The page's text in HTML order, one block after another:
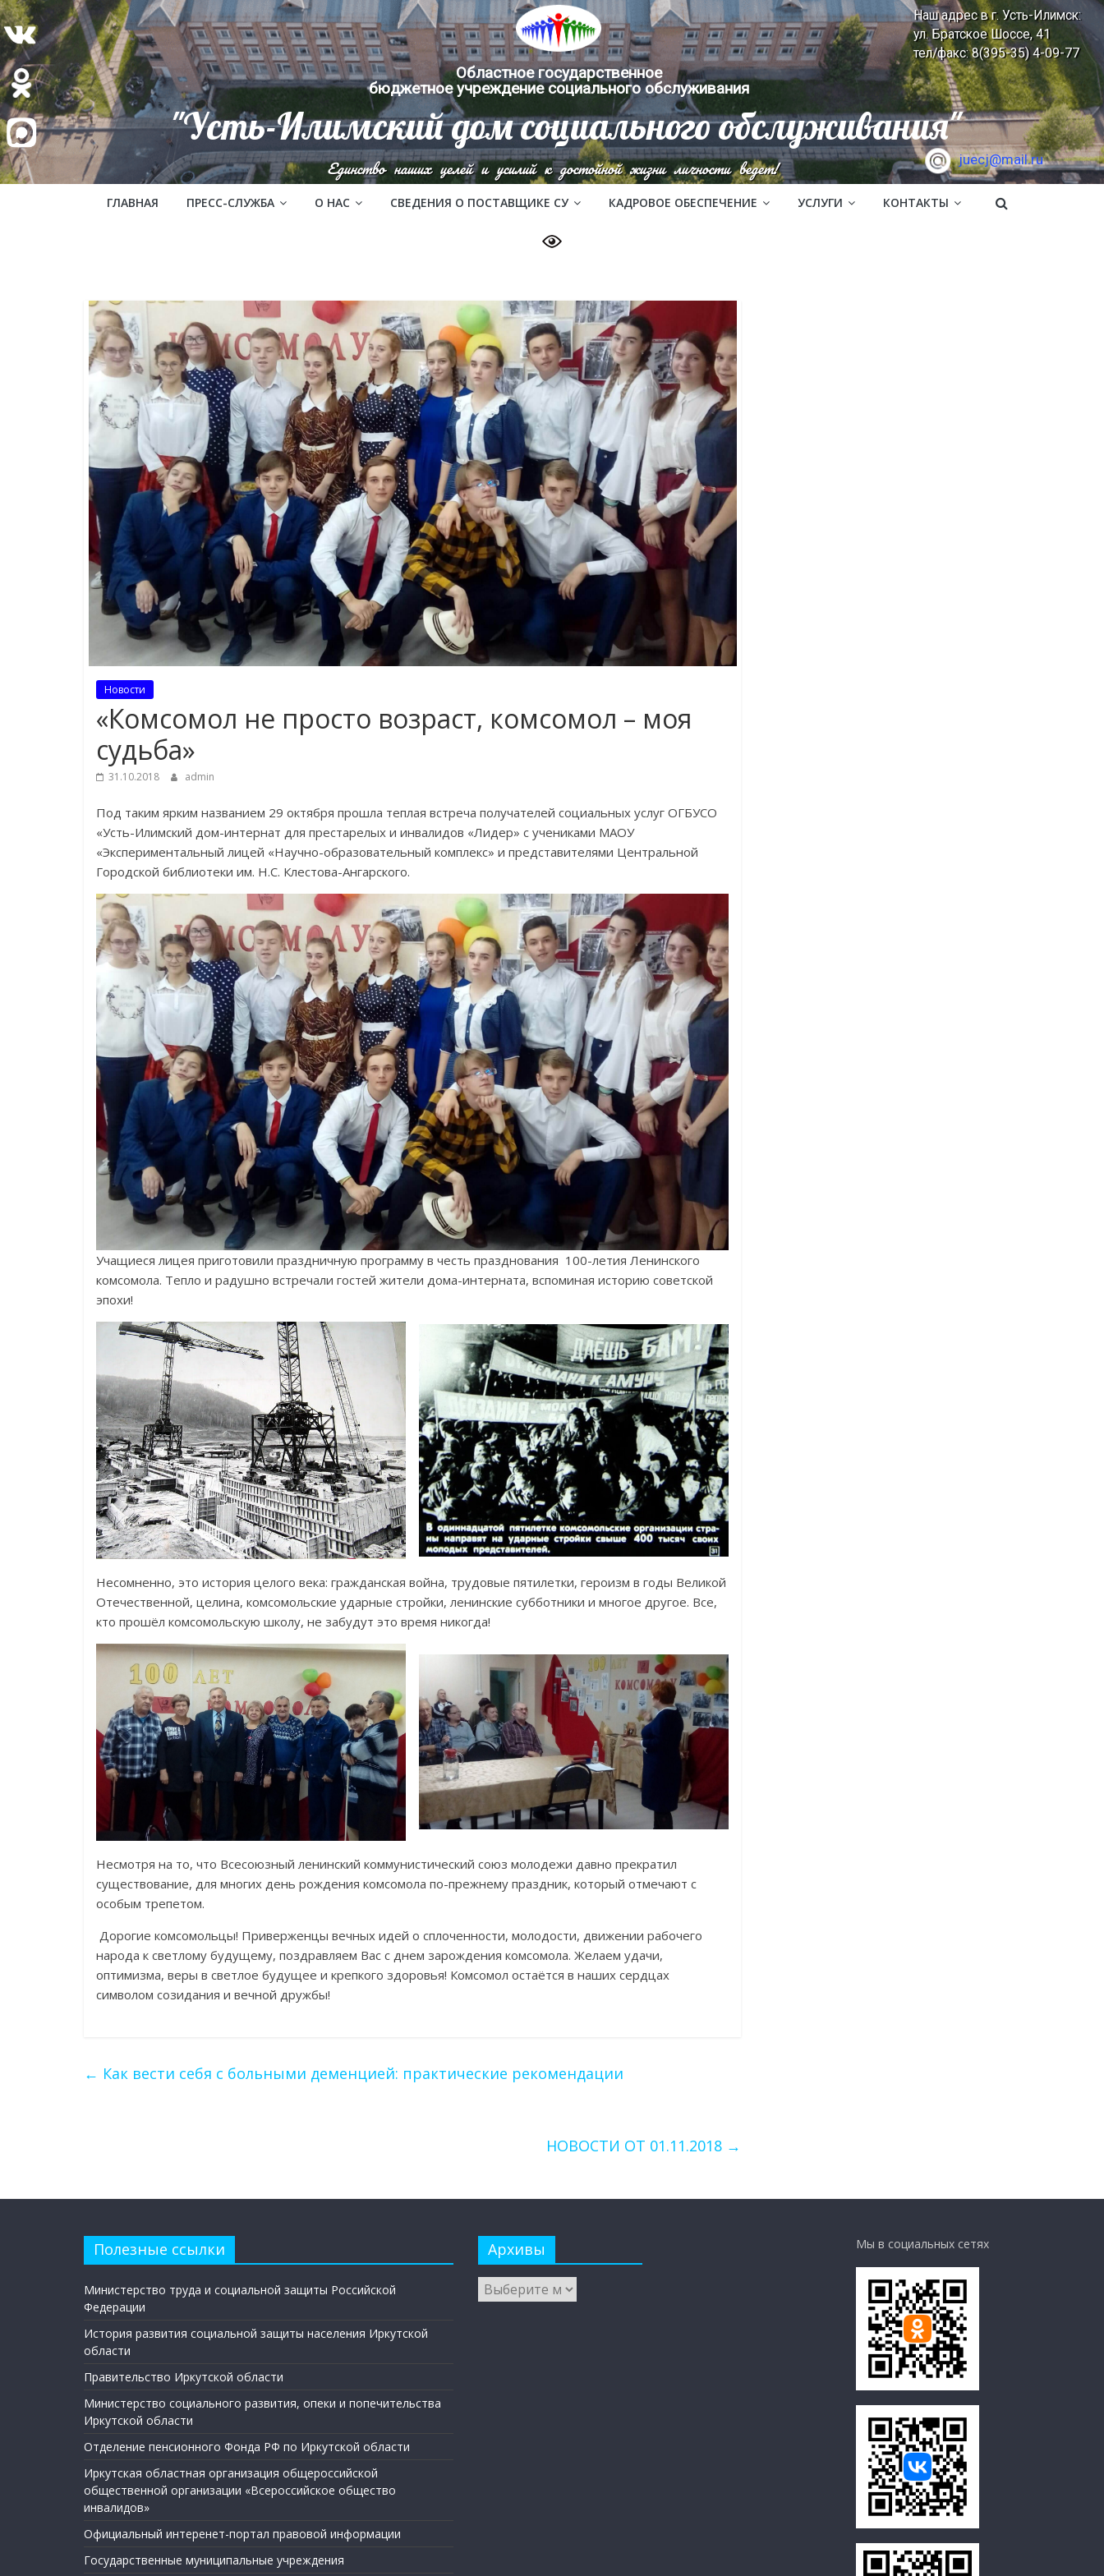
Областное государственное
бюджетное учреждение социального обслуживания
juecj@mail.ru
"Усть-Илимский дом социального обслуживания"
Наш адрес в г. Усть-Илимск:
ул. Братское Шоссе, 41
тел/факс: 8(395-35) 4-09-77
Единство наших целей и усилий к достойной жизни личности ведет!
ГЛАВНАЯ ПРЕСС-СЛУЖБА О НАС СВЕДЕНИЯ О ПОСТАВЩИКЕ СУ КАДРОВОЕ ОБЕСПЕЧЕНИЕ УСЛУГИ КОНТАКТЫ
Новости
«Комсомол не просто возраст, комсомол – моя
судьба»
31.10.2018 admin
Под таким ярким названием 29 октября прошла теплая встреча получателей социальных услуг ОГБУСО
«Усть-Илимский дом-интернат для престарелых и инвалидов «Лидер» с учениками МАОУ
«Экспериментальный лицей «Научно-образовательный комплекс» и представителями Центральной
Городской библиотеки им. Н.С. Клестова-Ангарского.
Учащиеся лицея приготовили праздничную программу в честь празднования 100-летия Ленинского
комсомола. Тепло и радушно встречали гостей жители дома-интерната, вспоминая историю советской
эпохи!
Несомненно, это история целого века: гражданская война, трудовые пятилетки, героизм в годы Великой
Отечественной, целина, комсомольские ударные стройки, ленинские субботники и многое другое. Все,
кто прошёл комсомольскую школу, не забудут это время никогда!
Несмотря на то, что Всесоюзный ленинский коммунистический союз молодежи давно прекратил
существование, для многих день рождения комсомола по-прежнему праздник, который отмечают с
особым трепетом.
Дорогие комсомольцы! Приверженцы вечных идей о сплоченности, молодости, движении рабочего
народа к светлому будущему, поздравляем Вас с днем зарождения комсомола. Желаем удачи,
оптимизма, веры в светлое будущее и крепкого здоровья! Комсомол остаётся в наших сердцах
символом созидания и вечной дружбы!
← Как вести себя с больными деменцией: практические рекомендации
НОВОСТИ ОТ 01.11.2018 →
Полезные ссылки
Министерство труда и социальной защиты Российской
Федерации
История развития социальной защиты населения Иркутской
области
Правительство Иркутской области
Министерство социального развития, опеки и попечительства
Иркутской области
Отделение пенсионного Фонда РФ по Иркутской области
Иркутская областная организация общероссийской
общественной организации «Всероссийское общество
инвалидов»
Официальный интеренет-портал правовой информации
Государственные муниципальные учреждения
Архивы Мы в социальных сетях